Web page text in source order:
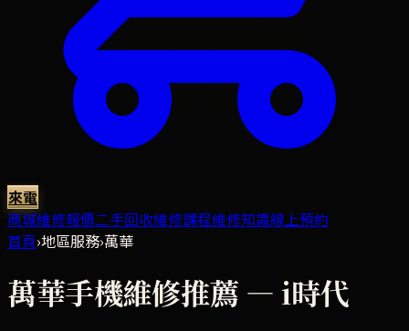
來電
商城維修報價二手回收維修課程維修知識線上預約
首頁›地區服務›萬華
萬華手機維修推薦 — i時代